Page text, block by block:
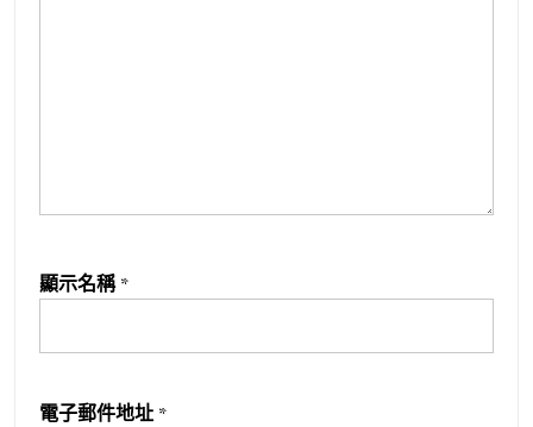
顯示名稱 *
電子郵件地址 *